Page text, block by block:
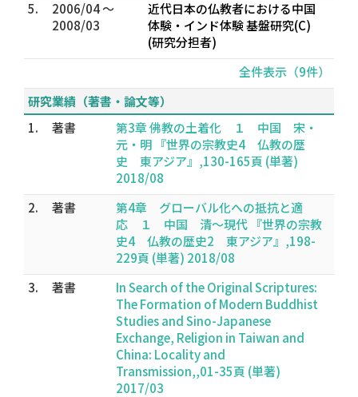
5.
2006/04 ～
2008/03
近代日本の仏教者における中国
体験・インド体験 基盤研究(C)
(研究分担者)
全件表示（9件）
研究業績（著書・論文等）
1.
著書
第3章 佛教の土着化 １ 中国 宋・
元・明 『世界の宗教史4 仏教の歴
史 東アジア』,130-165頁 (単著)
2018/08
2.
著書
第4章 グローバル化への抵抗と適
応 １ 中国 清～現代 『世界の宗教
史4 仏教の歴史2 東アジア』,198-
229頁 (単著) 2018/08
3.
著書
In Search of the Original Scriptures:
The Formation of Modern Buddhist
Studies and Sino-Japanese
Exchange, Religion in Taiwan and
China: Locality and
Transmission,,01-35頁 (単著)
2017/03